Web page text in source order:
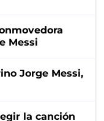
Messi
Jorge Messi,
la canción